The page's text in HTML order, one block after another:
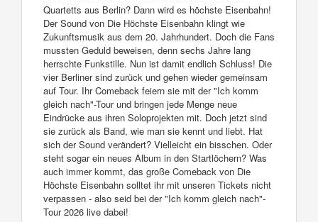
Quartetts aus Berlin? Dann wird es höchste Eisenbahn!
Der Sound von Die Höchste Eisenbahn klingt wie
Zukunftsmusik aus dem 20. Jahrhundert. Doch die Fans
mussten Geduld beweisen, denn sechs Jahre lang
herrschte Funkstille. Nun ist damit endlich Schluss! Die
vier Berliner sind zurück und gehen wieder gemeinsam
auf Tour. Ihr Comeback feiern sie mit der "Ich komm
gleich nach"-Tour und bringen jede Menge neue
Eindrücke aus ihren Soloprojekten mit. Doch jetzt sind
sie zurück als Band, wie man sie kennt und liebt. Hat
sich der Sound verändert? Vielleicht ein bisschen. Oder
steht sogar ein neues Album in den Startlöchern? Was
auch immer kommt, das große Comeback von Die
Höchste Eisenbahn solltet ihr mit unseren Tickets nicht
verpassen - also seid bei der "Ich komm gleich nach"-
Tour 2026 live dabei!